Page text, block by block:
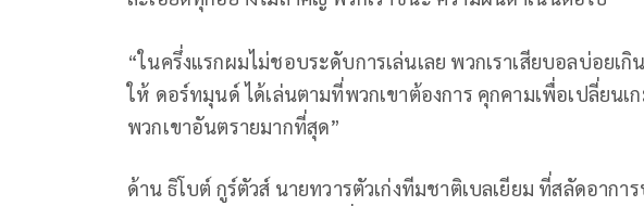
“ในครึ่งแรกผมไม่ชอบระดับการเล่นเลย พวกเราเสียบอลบ่อยเ
ให้ ดอร์ทมุนด์ ได้เล่นตามที่พวกเขาต้องการ คุกคามเพื่อเปลี่ยน
พวกเขาอันตรายมากที่สุด”
ด้าน ธิโบต์ กูร์ตัวส์ นายทวารตัวเก่งทีมชาติเบลเยียม ที่สลัดอาการ